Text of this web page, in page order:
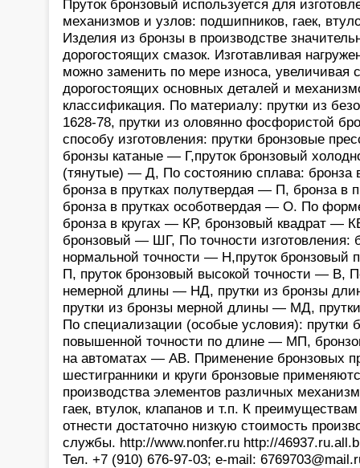
Пруток бронзовый используется для
механизмов и узлов: подшипников, гаек,
Изделия из бронзы в производстве
дорогостоящих смазок. Изготавливая
можно заменить по мере износа, увеличивая
дорогостоящих основных деталей и
классификация. По материалу: прутки из
1628-78, прутки из оловянно фосфористой
способу изготовления: прутки бронзовые
бронзы катаные — Г,пруток бронзовый
(тянутые) — Д, По состоянию сплава: бронза
бронза в прутках полутвердая — П, бронза в
бронза в прутках особотвердая — О. По
бронза в кругах — КР, бронзовый квадрат —
бронзовый — ШГ, По точности изготовления:
нормальной точности — Н,пруток бронзовый
П, пруток бронзовый высокой точности — В,
немерной длины — НД, прутки из бронзы
прутки из бронзы мерной длины — МД,
По специализации (особые условия): прутки
повышенной точности по длине — МП,
на автоматах — АВ. Применение бронзовых
шестигранники и круги бронзовые
производства элементов различных
гаек, втулок, клапанов и т.п. К
отнести достаточно низкую стоимость
службы. http://www.nonfer.ru http://
Тел. +7 (910) 676-97-03; e-mail: